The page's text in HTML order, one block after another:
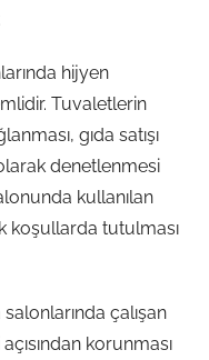
hijyen
Tuvaletlerin
gıda satışı
denetlenmesi
kullanılan
koşullarda tutulması
çalışan
korunması